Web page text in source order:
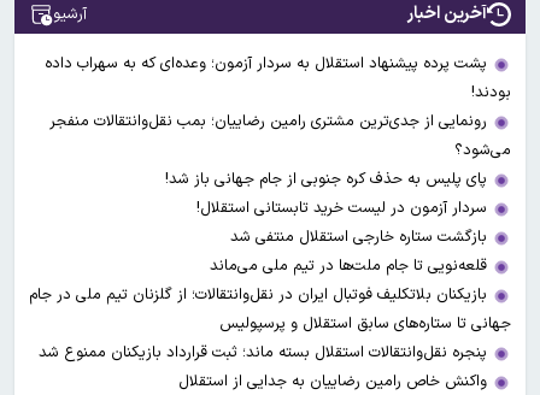
آخرین اخبار آرشیو
پشت پرده پیشنهاد استقلال به سردار آزمون؛ وعده‌ای که به سهراب داده
بودند!
رونمایی از جدی‌ترین مشتری رامین رضاییان؛ بمب نقل‌وانتقالات منفجر
می‌شود؟
پای پلیس به حذف کره جنوبی از جام جهانی باز شد!
سردار آزمون در لیست خرید تابستانی استقلال!
بازگشت ستاره خارجی استقلال منتفی شد
قلعه‌نویی تا جام ملت‌ها در تیم ملی می‌ماند
بازیکنان بلاتکلیف فوتبال ایران در نقل‌وانتقالات؛ از گلزنان تیم ملی در جام
جهانی تا ستاره‌های سابق استقلال و پرسپولیس
پنجره نقل‌وانتقالات استقلال بسته ماند؛ ثبت قرارداد بازیکنان ممنوع شد
واکنش خاص رامین رضاییان به جدایی از استقلال